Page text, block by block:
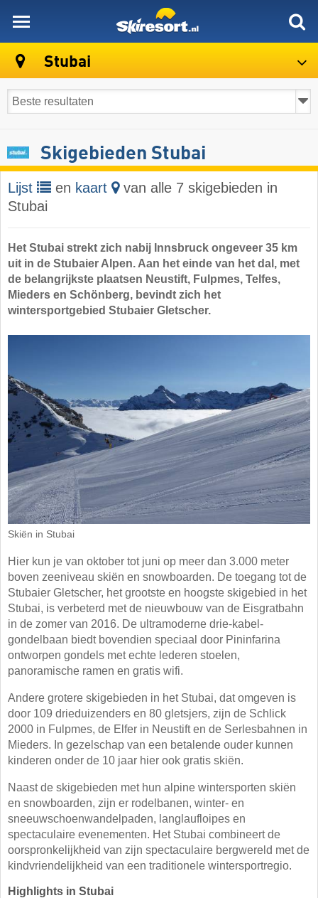
Stubai
Skigebieden Stubai
Lijst en kaart
van alle 7 skigebieden in
Stubai
Het Stubai strekt zich nabij Innsbruck ongeveer 35 km
uit in de Stubaier Alpen. Aan het einde van het dal, met
de belangrijkste plaatsen Neustift, Fulpmes, Telfes,
Mieders en Schönberg, bevindt zich het
wintersportgebied Stubaier Gletscher.
Skiën in Stubai
Hier kun je van oktober tot juni op meer dan 3.000 meter
boven zeeniveau skiën en snowboarden. De toegang tot de
Stubaier Gletscher, het grootste en hoogste skigebied in het
Stubai, is verbeterd met de nieuwbouw van de Eisgratbahn
in de zomer van 2016. De ultramoderne drie-kabel-
gondelbaan biedt bovendien speciaal door Pininfarina
ontworpen gondels met echte lederen stoelen,
panoramische ramen en gratis wifi.
Andere grotere skigebieden in het Stubai, dat omgeven is
door 109 drieduizenders en 80 gletsjers, zijn de Schlick
2000 in Fulpmes, de Elfer in Neustift en de Serlesbahnen in
Mieders. In gezelschap van een betalende ouder kunnen
kinderen onder de 10 jaar hier ook gratis skiën.
Naast de skigebieden met hun alpine wintersporten skiën
en snowboarden, zijn er rodelbanen, winter- en
sneeuwschoenwandelpaden, langlaufloipes en
spectaculaire evenementen. Het Stubai combineert de
oorspronkelijkheid van zijn spectaculaire bergwereld met de
kindvriendelijkheid van een traditionele wintersportregio.
Highlights in Stubai